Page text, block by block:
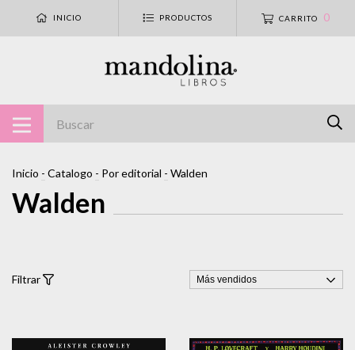
INICIO PRODUCTOS CARRITO 0
Inicio - Catalogo - Por editorial - Walden
Walden
Filtrar